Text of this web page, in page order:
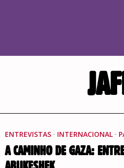
ENTREVISTAS · INTERNACIONAL ·
A CAMINHO DE GAZA: